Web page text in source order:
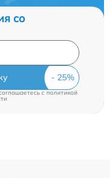
со
cполитикой